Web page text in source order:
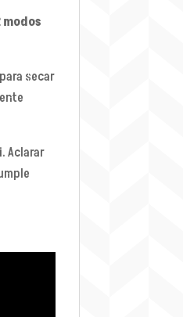
modos
secar
Aclarar